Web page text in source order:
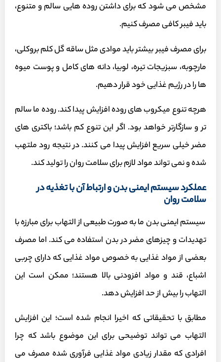
مشخص می شود که برای داشتن روده هایی سالم و متنوع،
باید فیبر کافی مصرف کنیم.
برای مصرف فیبر بیشتر باید موادی مثل ساقه گل کلم بروکلی،
مارچوبه، سبزیجات تیره، لوبیا، دانه های کامل و پوست میوه
ها را در رژیم غذایی خود قرار دهیم.
هرچه تنوع میکروب های روده افزایش پیدا کند. روده ما سالم
تر و سازگارتر خواهد بود. اگر این تنوع کم باشد؛ باکتری های
مضر خیلی سریع افزایش پیدا می کنند. در نتیجه رود ملتهب
شده و نمی تواند مواد لازم برای سلامت روان را تولید کند.
عملکرد سیستم ایمنی بدن و ارتباط آن با تغذیه در
سلامت روان
سیستم ایمنی بدن ما به صورت طبیعی از التهاب برای مبارزه با
تهدیدات و چیزهای مضر در بدن استفاده می کند. اما مصرف
بعضی از مواد غذایی به خصوص مواد غذایی که دارای چربی
اشباع، قند و مواد افزودنی بالا هستند؛ ممکن است این
التهاب را بیش از حد افزایش دهد.
مطابق با تحقیقاتی که اخیرا انجام شده است؛ این افزایش
التهاب می تواند توضیحی برای این موضوع باشد که چرا
افرادی که مقدار زیادی مواد غذایی فرآوری شده مصرف می